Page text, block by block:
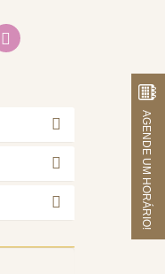
AGENDE UM HORÁRIO!